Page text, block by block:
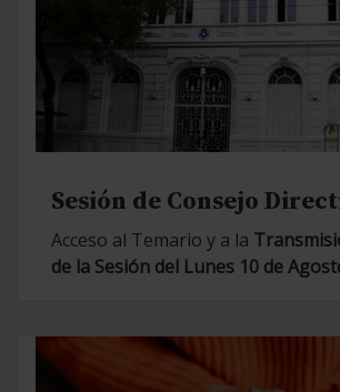
Sesión de Consejo
Acceso al Temario y a la
de la Sesión del Lunes 10 de